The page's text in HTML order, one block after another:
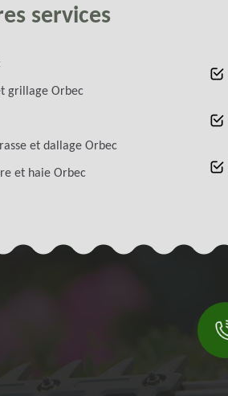
services
grillage Orbec
et dallage Orbec
et haie Orbec